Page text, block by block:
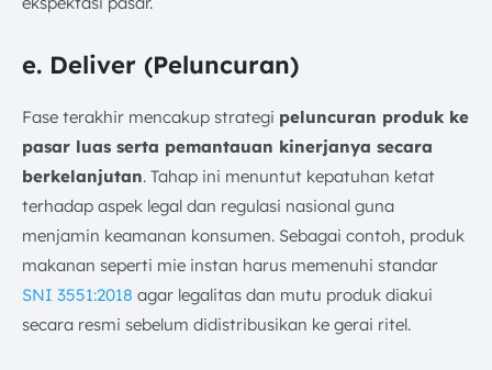
e. Deliver (Peluncuran)
Fase terakhir mencakup strategi peluncuran produk ke
pasar luas serta pemantauan kinerjanya secara
berkelanjutan. Tahap ini menuntut kepatuhan ketat
terhadap aspek legal dan regulasi nasional guna
menjamin keamanan konsumen. Sebagai contoh, produk
makanan seperti mie instan harus memenuhi standar
SNI 3551:2018 agar legalitas dan mutu produk diakui
secara resmi sebelum didistribusikan ke gerai ritel.